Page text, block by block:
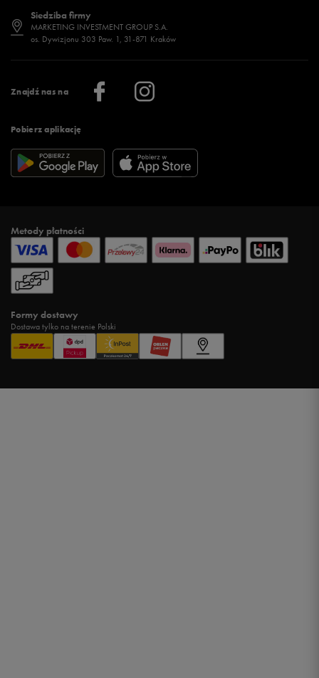
Znajdź nas na
Pobierz aplikację
Regulamin sklepu 50 style
Regulamin aplikacji 50 style
Więcej regulaminów >
Jak wybrać buty na zimę?
Więcej >
Stylizacje damskie
Sklepy stacjonarne
Klub 50 style
Praca
Informacje o firmie
Siedziba firmy
MARKETING INVESTMENT GROUP S.A.
os. Dywizjonu 303 Paw. 1, 31-871 Kraków
Metody płatności
Formy dostawy
Dostawa tylko na terenie Polski